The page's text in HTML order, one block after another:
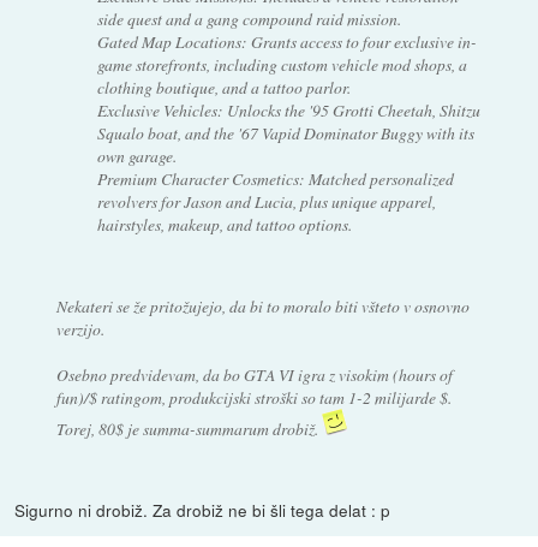
side quest and a gang compound raid mission.
Gated Map Locations: Grants access to four exclusive in-
game storefronts, including custom vehicle mod shops, a
clothing boutique, and a tattoo parlor.
Exclusive Vehicles: Unlocks the '95 Grotti Cheetah, Shitzu
Squalo boat, and the '67 Vapid Dominator Buggy with its
own garage.
Premium Character Cosmetics: Matched personalized
revolvers for Jason and Lucia, plus unique apparel,
hairstyles, makeup, and tattoo options.
Nekateri se že pritožujejo, da bi to moralo biti všteto v osnovno
verzijo.
Osebno predvidevam, da bo GTA VI igra z visokim (hours of
fun)/$ ratingom, produkcijski stroški so tam 1-2 milijarde $.
Torej, 80$ je summa-summarum drobiž.
Sigurno ni drobiž. Za drobiž ne bi šli tega delat : p